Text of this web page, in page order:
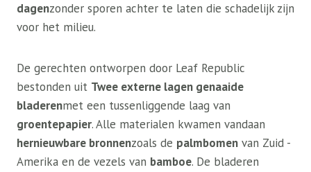
dagenzonder sporen achter te laten die schadelijk zijn
voor het milieu.
De gerechten ontworpen door Leaf Republic
bestonden uit Twee externe lagen genaaide
bladerenmet een tussenliggende laag van
groentepapier. Alle materialen kwamen vandaan
hernieuwbare bronnenzoals de palmbomen van Zuid -
Amerika en de vezels van bamboe. De bladeren